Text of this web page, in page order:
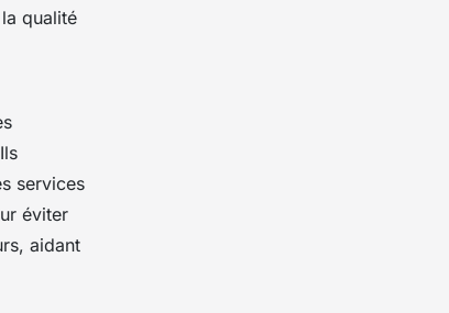
qualité
services
éviter
aidant